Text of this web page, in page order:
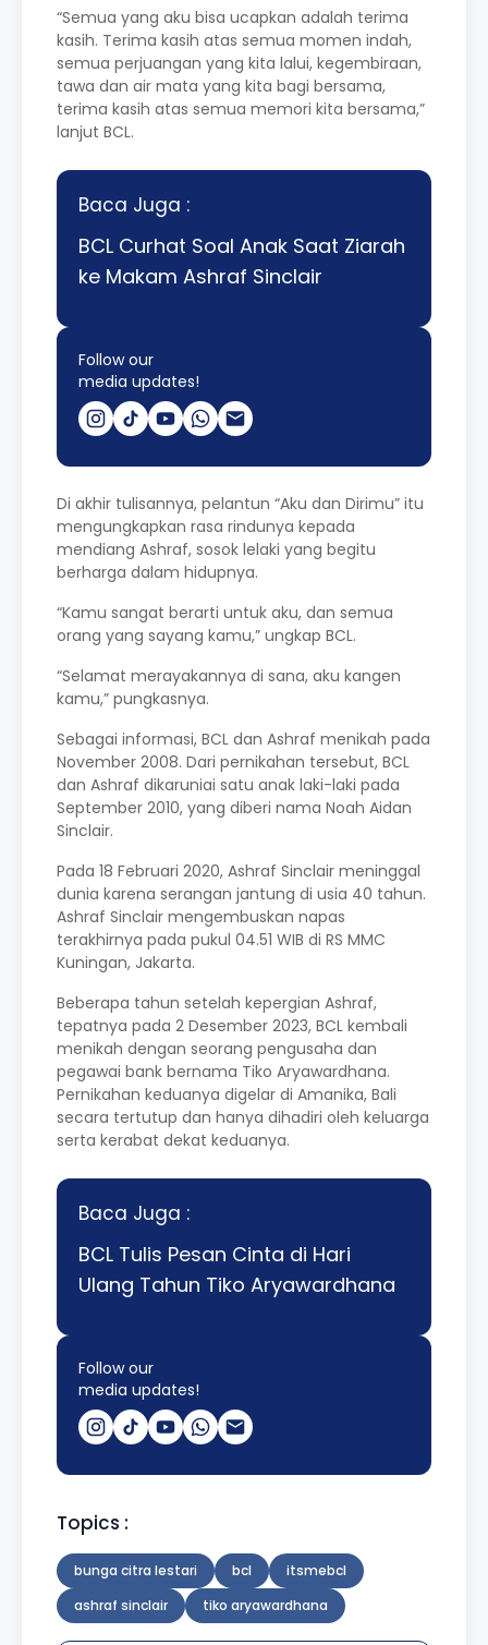
“Semua yang aku bisa ucapkan adalah terima
kasih. Terima kasih atas semua momen indah,
semua perjuangan yang kita lalui, kegembiraan,
tawa dan air mata yang kita bagi bersama,
terima kasih atas semua memori kita bersama,”
lanjut BCL.
Baca Juga :
BCL Curhat Soal Anak Saat Ziarah
ke Makam Ashraf Sinclair
Follow our
media updates!
Di akhir tulisannya, pelantun “Aku dan Dirimu” itu
mengungkapkan rasa rindunya kepada
mendiang Ashraf, sosok lelaki yang begitu
berharga dalam hidupnya.
“Kamu sangat berarti untuk aku, dan semua
orang yang sayang kamu,” ungkap BCL.
“Selamat merayakannya di sana, aku kangen
kamu,” pungkasnya.
Sebagai informasi, BCL dan Ashraf menikah pada
November 2008. Dari pernikahan tersebut, BCL
dan Ashraf dikaruniai satu anak laki-laki pada
September 2010, yang diberi nama Noah Aidan
Sinclair.
Pada 18 Februari 2020, Ashraf Sinclair meninggal
dunia karena serangan jantung di usia 40 tahun.
Ashraf Sinclair mengembuskan napas
terakhirnya pada pukul 04.51 WIB di RS MMC
Kuningan, Jakarta.
Beberapa tahun setelah kepergian Ashraf,
tepatnya pada 2 Desember 2023, BCL kembali
menikah dengan seorang pengusaha dan
pegawai bank bernama Tiko Aryawardhana.
Pernikahan keduanya digelar di Amanika, Bali
secara tertutup dan hanya dihadiri oleh keluarga
serta kerabat dekat keduanya.
Baca Juga :
BCL Tulis Pesan Cinta di Hari
Ulang Tahun Tiko Aryawardhana
Follow our
media updates!
Topics :
bunga citra lestari bcl
itsmebcl
ashraf sinclair
tiko aryawardhana